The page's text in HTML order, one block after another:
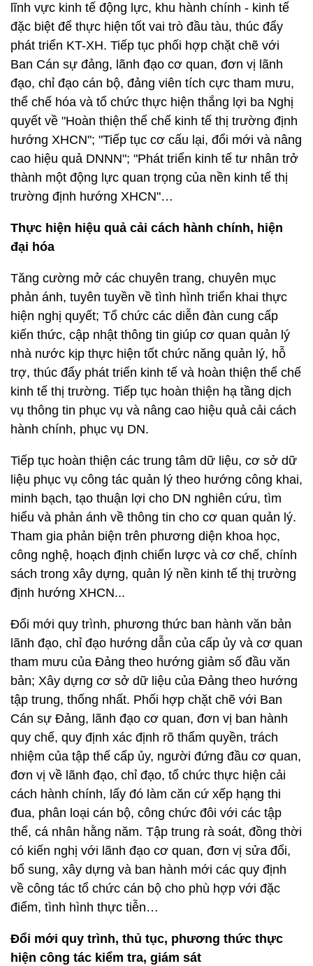
lĩnh vực kinh tế động lực, khu hành chính - kinh tế
đặc biệt để thực hiện tốt vai trò đầu tàu, thúc đẩy
phát triển KT-XH. Tiếp tục phối hợp chặt chẽ với
Ban Cán sự đảng, lãnh đạo cơ quan, đơn vị lãnh
đạo, chỉ đạo cán bộ, đảng viên tích cực tham mưu,
thể chế hóa và tổ chức thực hiện thắng lợi ba Nghị
quyết về "Hoàn thiện thể chế kinh tế thị trường định
hướng XHCN"; "Tiếp tục cơ cấu lại, đổi mới và nâng
cao hiệu quả DNNN"; "Phát triển kinh tế tư nhân trở
thành một động lực quan trọng của nền kinh tế thị
trường định hướng XHCN"…
Thực hiện hiệu quả cải cách hành chính, hiện
đại hóa
Tăng cường mở các chuyên trang, chuyên mục
phản ánh, tuyên tuyền về tình hình triển khai thực
hiện nghị quyết; Tổ chức các diễn đàn cung cấp
kiến thức, cập nhật thông tin giúp cơ quan quản lý
nhà nước kịp thực hiện tốt chức năng quản lý, hỗ
trợ, thúc đẩy phát triển kinh tế và hoàn thiện thể chế
kinh tế thị trường. Tiếp tục hoàn thiện hạ tầng dịch
vụ thông tin phục vụ và nâng cao hiệu quả cải cách
hành chính, phục vụ DN.
Tiếp tục hoàn thiện các trung tâm dữ liệu, cơ sở dữ
liệu phục vụ công tác quản lý theo hướng công khai,
minh bạch, tạo thuận lợi cho DN nghiên cứu, tìm
hiểu và phản ánh về thông tin cho cơ quan quản lý.
Tham gia phản biện trên phương diện khoa học,
công nghệ, hoạch định chiến lược và cơ chế, chính
sách trong xây dựng, quản lý nền kinh tế thị trường
định hướng XHCN...
Đổi mới quy trình, phương thức ban hành văn bản
lãnh đạo, chỉ đạo hướng dẫn của cấp ủy và cơ quan
tham mưu của Đảng theo hướng giảm số đầu văn
bản; Xây dựng cơ sở dữ liệu của Đảng theo hướng
tập trung, thống nhất. Phối hợp chặt chẽ với Ban
Cán sự Đảng, lãnh đạo cơ quan, đơn vị ban hành
quy chế, quy định xác định rõ thẩm quyền, trách
nhiệm của tập thế cấp ủy, người đứng đầu cơ quan,
đơn vị về lãnh đạo, chỉ đạo, tổ chức thực hiện cải
cách hành chính, lấy đó làm căn cứ xếp hạng thi
đua, phân loại cán bộ, công chức đôi với các tập
thể, cá nhân hằng năm. Tập trung rà soát, đồng thời
có kiến nghị với lãnh đạo cơ quan, đơn vị sửa đổi,
bổ sung, xây dựng và ban hành mới các quy định
về công tác tổ chức cán bộ cho phù hợp với đặc
điểm, tình hình thực tiễn…
Đổi mới quy trình, thủ tục, phương thức thực
hiện công tác kiểm tra, giám sát